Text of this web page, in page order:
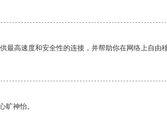
最高速度和安全性的连接，并帮助你在网络上自由移
旷神怡。